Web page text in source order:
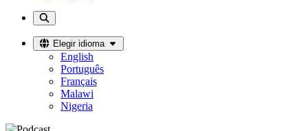
Elegir idioma
English
Português
Français
Malawi
Nigeria